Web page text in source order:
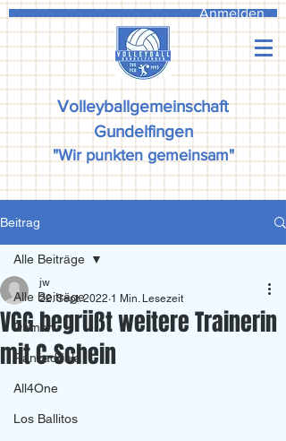
Anmelden
Volleyballgemeinschaft
Gundelfingen
"Wir punkten gemeinsam"
Beitrag
Alle Beiträge
Damen
Ranzadriala
All4One
Los Ballitos
Alle Beiträge
VGG begrüßt weitere Trainerin
mit C-Schein
jw
22. Sept. 2022 1 Min. Lesezeit